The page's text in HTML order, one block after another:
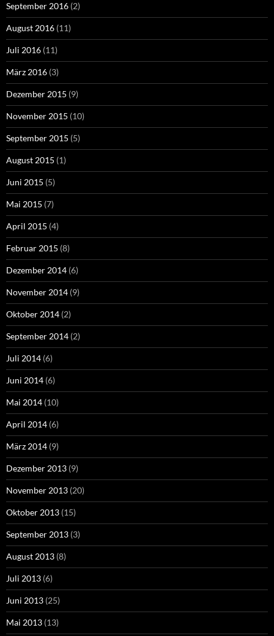
September 2016 (2)
August 2016 (11)
Juli 2016 (11)
März 2016 (3)
Dezember 2015 (9)
November 2015 (10)
September 2015 (5)
August 2015 (1)
Juni 2015 (5)
Mai 2015 (7)
April 2015 (4)
Februar 2015 (8)
Dezember 2014 (6)
November 2014 (9)
Oktober 2014 (2)
September 2014 (2)
Juli 2014 (6)
Juni 2014 (6)
Mai 2014 (10)
April 2014 (6)
März 2014 (9)
Dezember 2013 (9)
November 2013 (20)
Oktober 2013 (15)
September 2013 (3)
August 2013 (8)
Juli 2013 (6)
Juni 2013 (25)
Mai 2013 (13)